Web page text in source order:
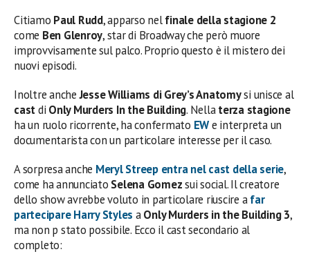
Citiamo Paul Rudd, apparso nelfinale della stagione 2
come Ben Glenroy, star di Broadway che però muore
improvvisamente sul palco. Proprio questo è il mistero dei
nuovi episodi.
Inoltre ancheJesse Williams di Grey’s Anatomysi unisce al
castdi Only Murders In the Building. Nellaterza stagione
ha un ruolo ricorrente, ha confermato EWe interpreta un
documentarista con un particolare interesse per il caso.
A sorpresa anche Meryl Streepentra nelcast della serie,
come ha annunciato Selena Gomezsui social. Il creatore
dello show avrebbe voluto in particolare riuscire afar
partecipareHarry Styles aOnly Murders in the Building 3,
ma non p stato possibile. Ecco il cast secondario al
completo: